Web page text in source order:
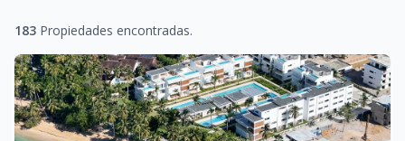
183 Propiedades encontradas.